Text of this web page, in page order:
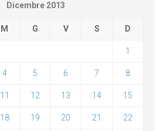
Dicembre 2013
M G V S D
1
4 5 6 7 8
11 12 13 14 15
18 19 20 21 22